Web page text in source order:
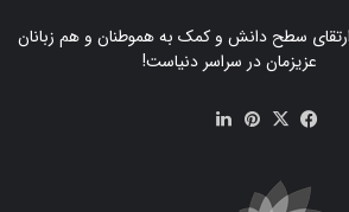
سطح دانش و کمک به هموطنان و هم زبانان
عزیزمان در سراسر دنیاست!
فیسX ‫پین‌ترست